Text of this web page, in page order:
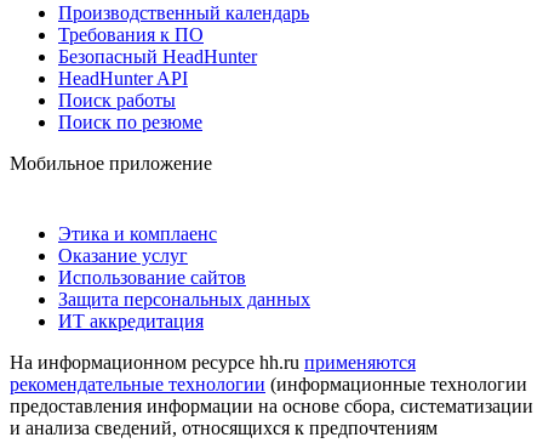
Производственный календарь
Требования к ПО
Безопасный HeadHunter
HeadHunter API
Поиск работы
Поиск по резюме
Мобильное приложение
Этика и комплаенс
Оказание услуг
Использование сайтов
Защита персональных данных
ИТ аккредитация
На информационном ресурсе hh.ru применяются
рекомендательные технологии (информационные технологии
предоставления информации на основе сбора, систематизации
и анализа сведений, относящихся к предпочтениям